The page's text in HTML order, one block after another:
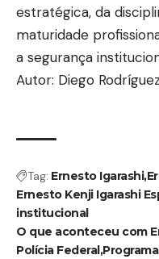
estratégica, da
maturidade
a segurança
Autor: Diego
Tag: Ernesto Igarashi
Ernesto Kenji Igarashi
institucional
O que aconteceu com
Polícia Federal